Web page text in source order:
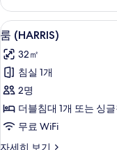
두
보
기
개
(HARRIS
Residences)
자
세
히
보
기
룸
(HARRIS)
사
진
모
두
보
4
룸 (HARRIS)
32㎡
침실 1개
2명
더블침대 1개 또는 싱
무료 WiFi
자세히 보기
룸